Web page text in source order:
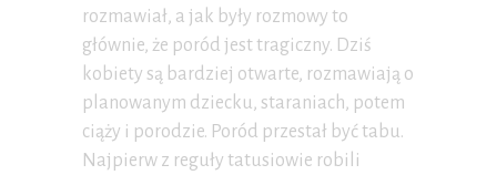
rozmawiał, a jak były rozmowy to
głównie, że poród jest tragiczny. Dziś
kobiety są bardziej otwarte, rozmawiają o
planowanym dziecku, staraniach, potem
ciąży i porodzie. Poród przestał być tabu.
Najpierw z reguły tatusiowie robili